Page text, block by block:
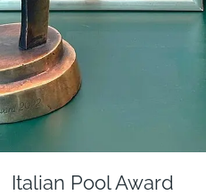
Italian Pool Award